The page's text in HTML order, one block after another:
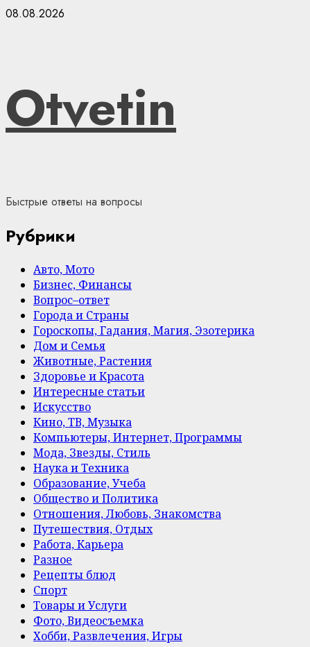
Skip
08.08.2026
Otvetin
Быстрые ответы на вопросы
Рубрики
Авто, Мото
Бизнес, Финансы
Вопрос–ответ
Города и Страны
Гороскопы, Гадания, Магия, Эзотерика
Дом и Семья
Животные, Растения
Здоровье и Красота
Интересные статьи
Искусство
Кино, ТВ, Музыка
Компьютеры, Интернет, Программы
Мода, Звезды, Стиль
Наука и Техника
Образование, Учеба
Общество и Политика
Отношения, Любовь, Знакомства
Путешествия, Отдых
Работа, Карьера
Разное
Рецепты блюд
Спорт
Товары и Услуги
Фото, Видеосъемка
Хобби, Развлечения, Игры